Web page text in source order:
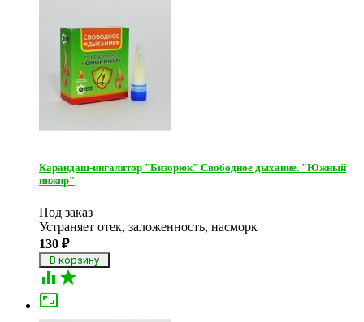
Карандаш-ингалятор "Бизорюк" Свободное дыхание. "Южный
инжир"
Под заказ
Устраняет отек, заложенность, насморк
130 ₽
 
